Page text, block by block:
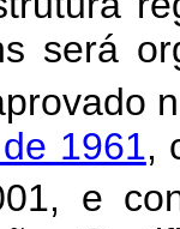
será
1961,
e